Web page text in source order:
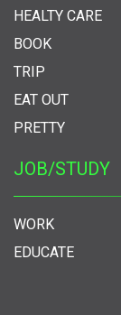
HEALTY CARE
BOOK
TRIP
EAT OUT
PRETTY
JOB/STUDY
WORK
EDUCATE